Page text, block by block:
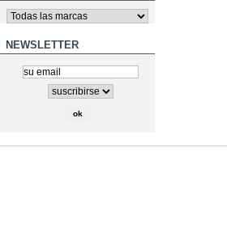
NEWSLETTER